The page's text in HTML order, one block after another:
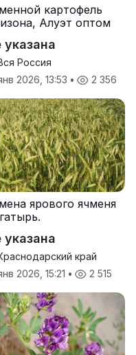
картофель
Алуэт оптом
указана
Россия
2026, 13:53 • 2 356
ярового ячменя
указана
край
2026, 15:21 • 2 515